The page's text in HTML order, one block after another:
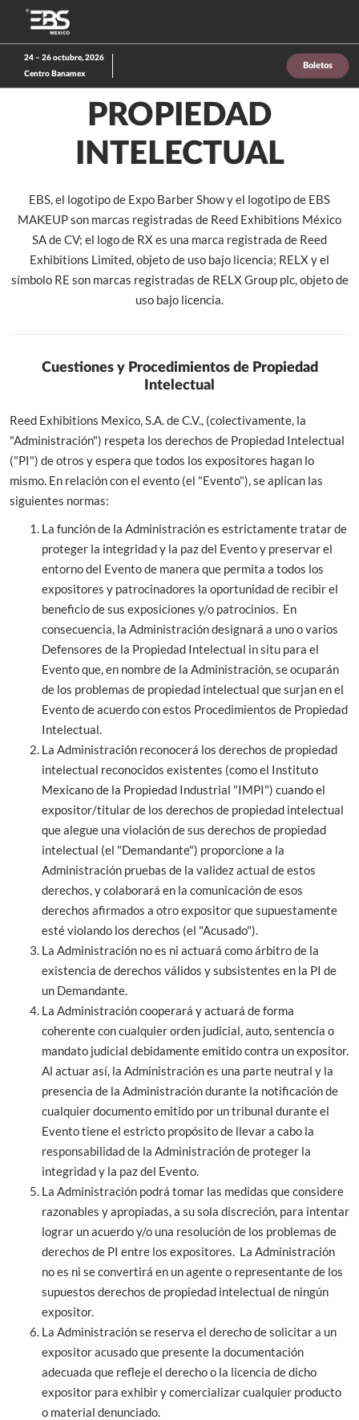
Saltar
contenido
24 – 26 octubre, 2026
Centro Banamex
Boletos
PROPIEDAD
INTELECTUAL
EBS, el logotipo de Expo Barber Show y el logotipo de EBS
MAKEUP son marcas registradas de Reed Exhibitions México
SA de CV; el logo de RX es una marca registrada de Reed
Exhibitions Limited, objeto de uso bajo licencia; RELX y el
símbolo RE son marcas registradas de RELX Group plc, objeto de
uso bajo licencia.
Cuestiones y Procedimientos de Propiedad
Intelectual
Reed Exhibitions Mexico, S.A. de C.V., (colectivamente, la
"Administración") respeta los derechos de Propiedad Intelectual
("PI") de otros y espera que todos los expositores hagan lo
mismo. En relación con el evento (el "Evento"), se aplican las
siguientes normas:
La función de la Administración es estrictamente tratar de
proteger la integridad y la paz del Evento y preservar el
entorno del Evento de manera que permita a todos los
expositores y patrocinadores la oportunidad de recibir el
beneficio de sus exposiciones y/o patrocinios. En
consecuencia, la Administración designará a uno o varios
Defensores de la Propiedad Intelectual in situ para el
Evento que, en nombre de la Administración, se ocuparán
de los problemas de propiedad intelectual que surjan en el
Evento de acuerdo con estos Procedimientos de Propiedad
Intelectual.
La Administración reconocerá los derechos de propiedad
intelectual reconocidos existentes (como el Instituto
Mexicano de la Propiedad Industrial "IMPI") cuando el
expositor/titular de los derechos de propiedad intelectual
que alegue una violación de sus derechos de propiedad
intelectual (el "Demandante") proporcione a la
Administración pruebas de la validez actual de estos
derechos, y colaborará en la comunicación de esos
derechos afirmados a otro expositor que supuestamente
esté violando los derechos (el "Acusado").
La Administración no es ni actuará como árbitro de la
existencia de derechos válidos y subsistentes en la PI de
un Demandante.
La Administración cooperará y actuará de forma
coherente con cualquier orden judicial, auto, sentencia o
mandato judicial debidamente emitido contra un expositor.
Al actuar así, la Administración es una parte neutral y la
presencia de la Administración durante la notificación de
cualquier documento emitido por un tribunal durante el
Evento tiene el estricto propósito de llevar a cabo la
responsabilidad de la Administración de proteger la
integridad y la paz del Evento.
La Administración podrá tomar las medidas que considere
razonables y apropiadas, a su sola discreción, para intentar
lograr un acuerdo y/o una resolución de los problemas de
derechos de PI entre los expositores. La Administración
no es ni se convertirá en un agente o representante de los
supuestos derechos de propiedad intelectual de ningún
expositor.
La Administración se reserva el derecho de solicitar a un
expositor acusado que presente la documentación
adecuada que refleje el derecho o la licencia de dicho
expositor para exhibir y comercializar cualquier producto
o material denunciado.